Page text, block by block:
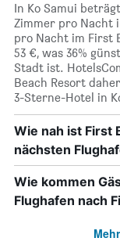
In Ko Samui
Zimmer pro Nacht
pro Nacht im First
53 €, was 36%
Stadt ist.
Beach Resort
3-Sterne-Hotel in
Wie nah ist First
nächsten
Wie kommen
Flughafen nach